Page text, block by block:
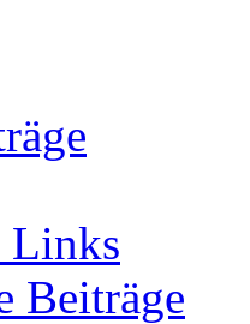
Links
Beiträge